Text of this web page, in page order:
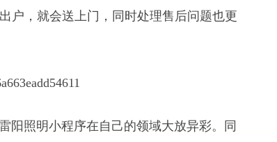
户，就会送上⻔，同时处理售后问题也更
照明小程序在自己的领域大放异彩。同